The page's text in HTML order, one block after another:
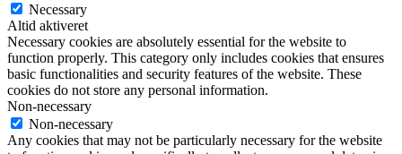
Necessary
Altid aktiveret
Necessary cookies are absolutely essential for the website to
function properly. This category only includes cookies that ensures
basic functionalities and security features of the website. These
cookies do not store any personal information.
Non-necessary
Non-necessary
Any cookies that may not be particularly necessary for the website